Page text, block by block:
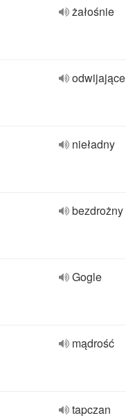
żałośnie
odwijające
nieładny
bezdrożny
Gogle
mądrość
tapczan